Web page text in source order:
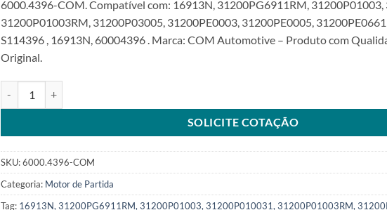
6000.4396-COM. Compatível com: 16913N, 31200PG6911RM,
31200P01003RM, 31200P03005, 31200PE0003, 31200PE0005,
S114396 , 16913N, 60004396 . Marca: COM Automotive – Produto com
Original.
SOLICITE COTAÇÃO
SKU:6000.4396-COM
Categoria: Motor de Partida
Tag: 16913N, 31200PG6911RM, 31200P01003, 31200P010031, 31200P01003RM,